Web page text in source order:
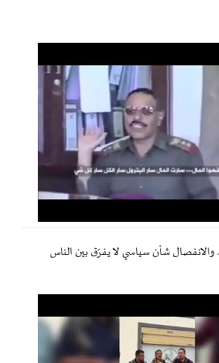
والانفصال شأن سياسي لا يفرّق بين الناس